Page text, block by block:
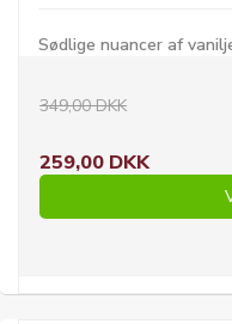
Sødlige nuancer af
349,00 DKK
259,00 DKK